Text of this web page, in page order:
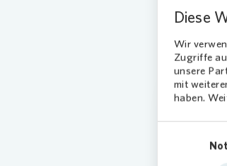
Diese
Wir
Zugriffe
unsere
mit
haben.